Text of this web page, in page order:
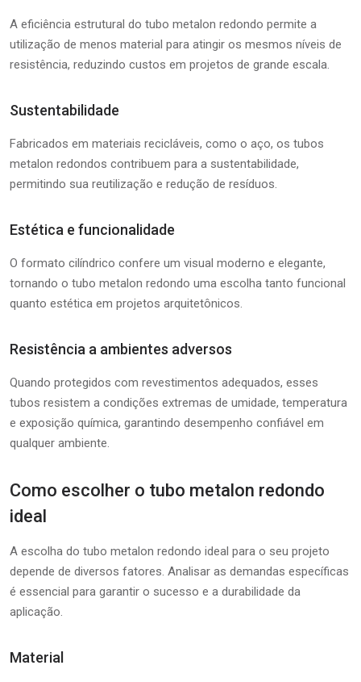
A eficiência estrutural do tubo metalon redondo permite a
utilização de menos material para atingir os mesmos níveis de
resistência, reduzindo custos em projetos de grande escala.
Sustentabilidade
Fabricados em materiais recicláveis, como o aço, os tubos
metalon redondos contribuem para a sustentabilidade,
permitindo sua reutilização e redução de resíduos.
Estética e funcionalidade
O formato cilíndrico confere um visual moderno e elegante,
tornando o tubo metalon redondo uma escolha tanto funcional
quanto estética em projetos arquitetônicos.
Resistência a ambientes adversos
Quando protegidos com revestimentos adequados, esses
tubos resistem a condições extremas de umidade, temperatura
e exposição química, garantindo desempenho confiável em
qualquer ambiente.
Como escolher o tubo metalon redondo
ideal
A escolha do tubo metalon redondo ideal para o seu projeto
depende de diversos fatores. Analisar as demandas específicas
é essencial para garantir o sucesso e a durabilidade da
aplicação.
Material